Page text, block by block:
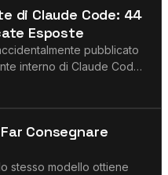
di Claude Code: 44
Esposte
pubblicato
interno di Claude Code.
non pubblicate sul
Consegnare
stesso modello ottiene